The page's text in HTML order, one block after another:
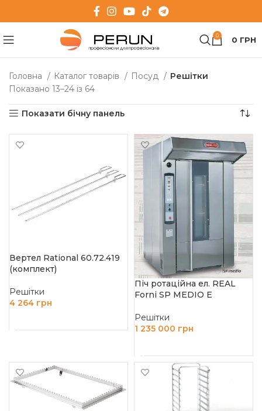
0 0 ГРН
Головна Каталог товарів Посуд
Решітки
Показано 13–24 із 64
Показати бічну панель
Вертел Rational 60.72.419
(комплект)
Решітки
4 264 грн
Пiч ротацiйна ел. REAL
Forni SP MEDIO E
Решітки
1 235 000 грн